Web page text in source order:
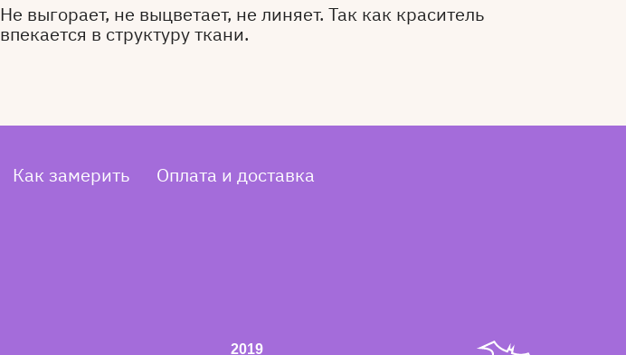
Не выгорает, не выцветает, не линяет. Так как краситель
впекается в структуру ткани.
Как замерить
Оплата и доставка